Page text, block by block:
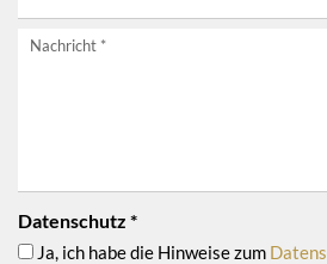
Nachricht *
Datenschutz *
Ja, ich habe die Hinweise zum